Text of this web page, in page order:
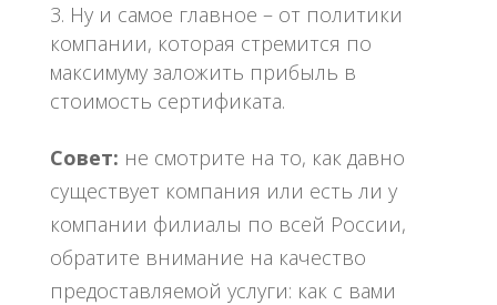
Ну и самое главное – от политики
компании, которая стремится по
максимуму заложить прибыль в
стоимость сертификата.
Совет: не смотрите на то, как давно
существует компания или есть ли у
компании филиалы по всей России,
обратите внимание на качество
предоставляемой услуги: как с вами